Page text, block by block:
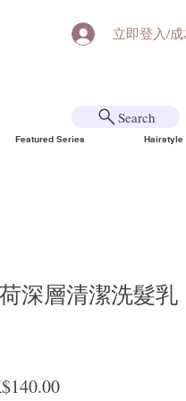
立即登入/成
Search
Featured Series Hairstyle
深層清潔洗髮乳
PriceSale Price